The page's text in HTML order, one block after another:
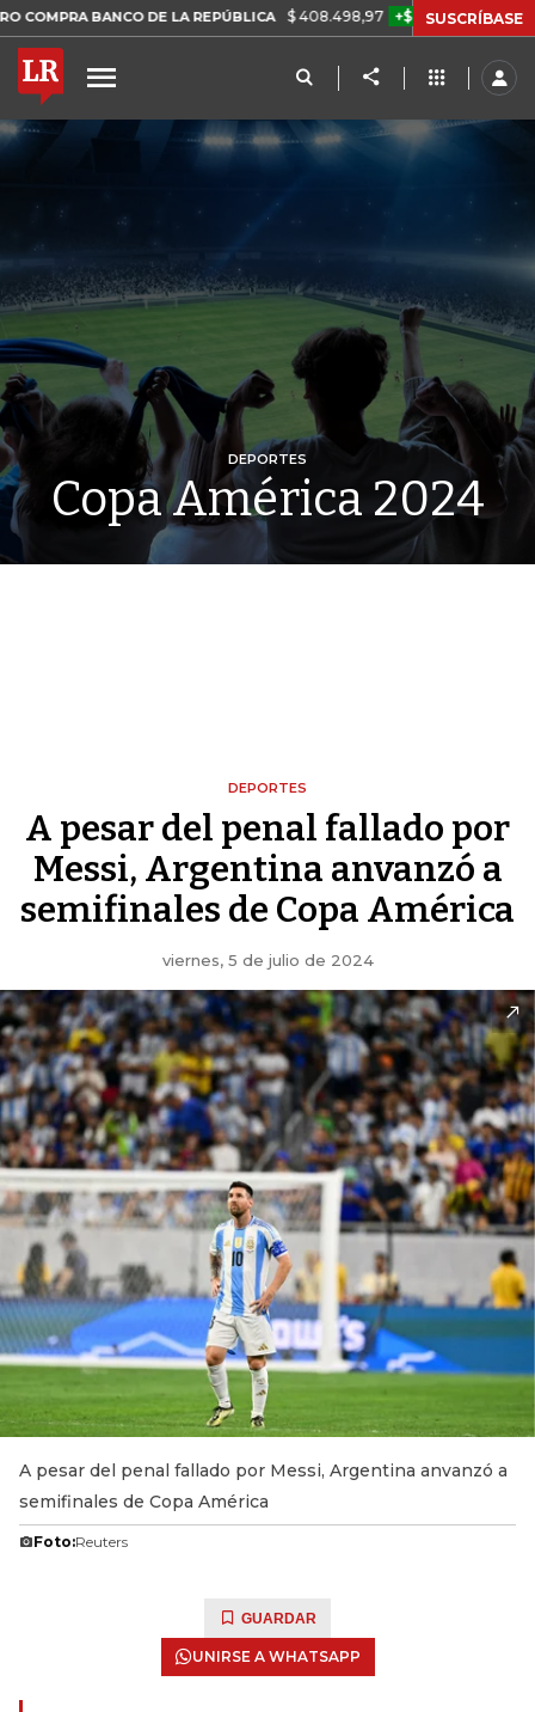
BANCO DE LA REPÚBLICA $ 408.498,97 +$ 8.753,81 +2,19%
SUSCRÍBASE
DEPORTES
Copa América 2024
DEPORTES
A pesar del penal fallado por
Messi, Argentina anvanzó a
semifinales de Copa América
viernes, 5 de julio de 2024
A pesar del penal fallado por Messi, Argentina anvanzó a
semifinales de Copa América
Foto:Reuters
GUARDAR
UNIRSE A WHATSAPP